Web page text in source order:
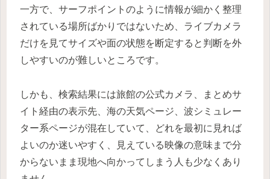
一方で、サーフポイントのように情報が細かく整理
されている場所ばかりではないため、ライブカメラ
だけを見てサイズや面の状態を断定すると判断を外
しやすいのが難しいところです。
しかも、検索結果には旅館の公式カメラ、まとめサ
イト経由の表示先、海の天気ページ、波シミュレー
ター系ページが混在していて、どれを最初に見れば
よいのか迷いやすく、見えている映像の意味まで分
からないまま現地へ向かってしまう人も少なくあり